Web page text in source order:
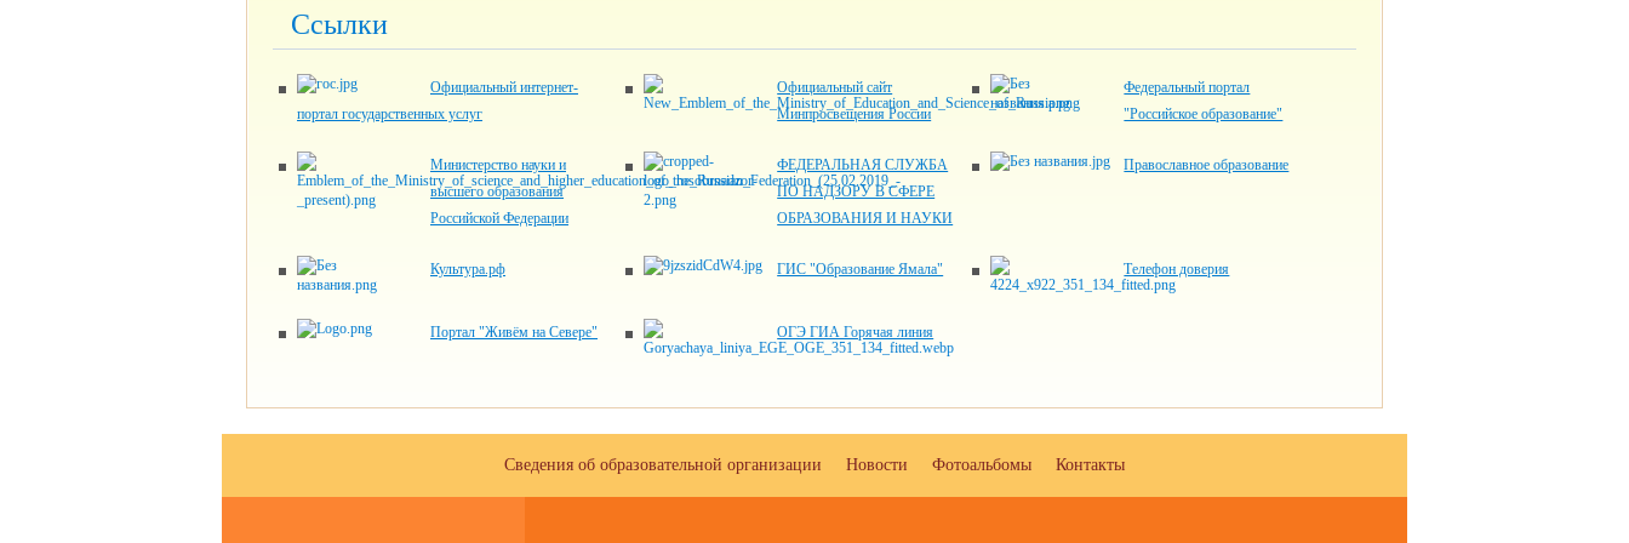
Ссылки
Официальный интернет-
портал государственных услуг
Официальный сайт
Минпросвещения России
Федеральный портал
"Российское образование"
Министерство науки и
высшего образования
Российской Федерации
ФЕДЕРАЛЬНАЯ СЛУЖБА
ПО НАДЗОРУ В СФЕРЕ
ОБРАЗОВАНИЯ И НАУКИ
Православное образование
Культура.рф ГИС "Образование Ямала" Телефон доверия
Портал "Живём на Севере" ОГЭ ГИА Горячая линия
Сведения об образовательной организации Новости Фотоальбомы Контакты